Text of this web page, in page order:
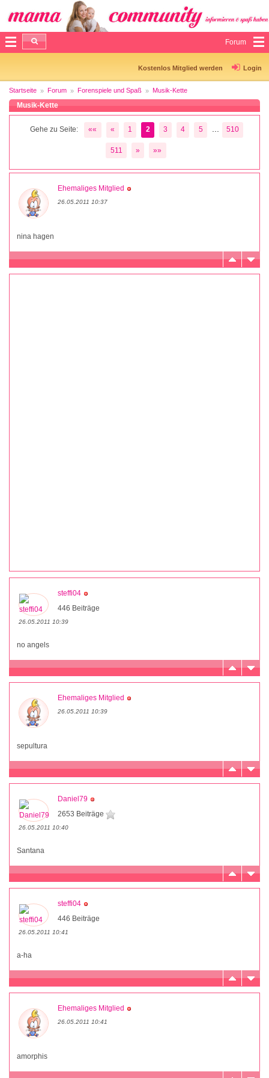
Forum
Kostenlos Mitglied werden Login
Startseite Forum Forenspiele und Spaß Musik-Kette
Musik-Kette
Gehe zu Seite: «« « 1 2 3 4 5 510
511 » »»
Ehemaliges Mitglied
26.05.2011 10:37
nina hagen
steffi04
446 Beiträge
26.05.2011 10:39
no angels
Ehemaliges Mitglied
26.05.2011 10:39
sepultura
Daniel79
2653 Beiträge
26.05.2011 10:40
Santana
steffi04
446 Beiträge
26.05.2011 10:41
a-ha
Ehemaliges Mitglied
26.05.2011 10:41
amorphis